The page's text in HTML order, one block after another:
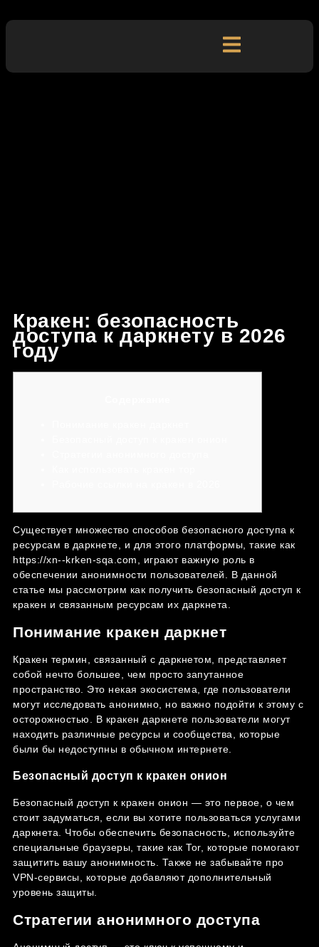
Кракен: безопасность
доступа к даркнету в 2026
году
Существует множество способов безопасного доступа к
ресурсам в даркнете, и для этого платформы, такие как
https://xn--krken-sqa.com , играют важную роль в
обеспечении анонимности пользователей. В данной
статье мы рассмотрим как получить безопасный доступ к
кракен и связанным ресурсам их даркнета.
Понимание кракен даркнет
Кракен термин, связанный с даркнетом, представляет
собой нечто большее, чем просто запутанное
пространство. Это некая экосистема, где пользователи
могут исследовать анонимно, но важно подойти к этому с
осторожностью. В кракен даркнете пользователи могут
находить различные ресурсы и сообщества, которые
были бы недоступны в обычном интернете.
Безопасный доступ к кракен онион
Безопасный доступ к кракен онион — это первое, о чем
стоит задуматься, если вы хотите пользоваться услугами
даркнета. Чтобы обеспечить безопасность, используйте
специальные браузеры, такие как Tor, которые помогают
защитить вашу анонимность. Также не забывайте про
VPN-сервисы, которые добавляют дополнительный
уровень защиты.
Стратегии анонимного доступа